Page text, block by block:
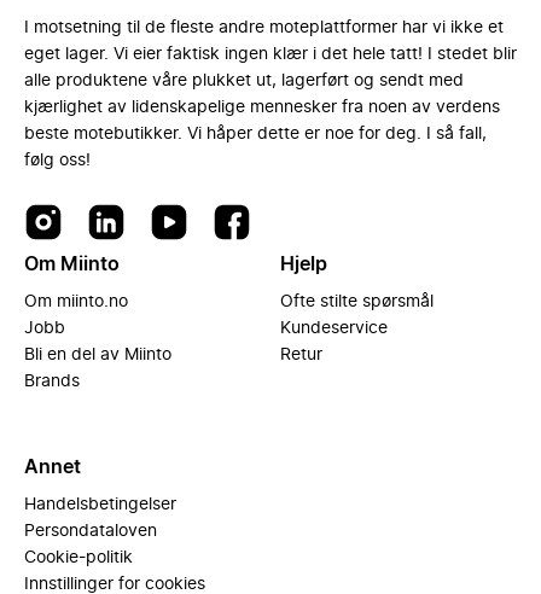
I motsetning til de fleste andre moteplattformer har vi ikke et
eget lager. Vi eier faktisk ingen klær i det hele tatt! I stedet blir
alle produktene våre plukket ut, lagerført og sendt med
kjærlighet av lidenskapelige mennesker fra noen av verdens
beste motebutikker. Vi håper dette er noe for deg. I så fall,
følg oss!
Om Miinto
Om miinto.no
Jobb
Bli en del av Miinto
Brands
Hjelp
Ofte stilte spørsmål
Kundeservice
Retur
Annet
Handelsbetingelser
Persondataloven
Cookie-politik
Innstillinger for cookies